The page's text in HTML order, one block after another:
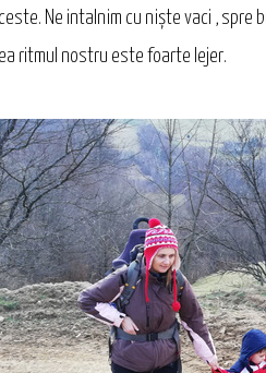
Ne intalnim cu niște vaci ,
ritmul nostru este foarte lejer.